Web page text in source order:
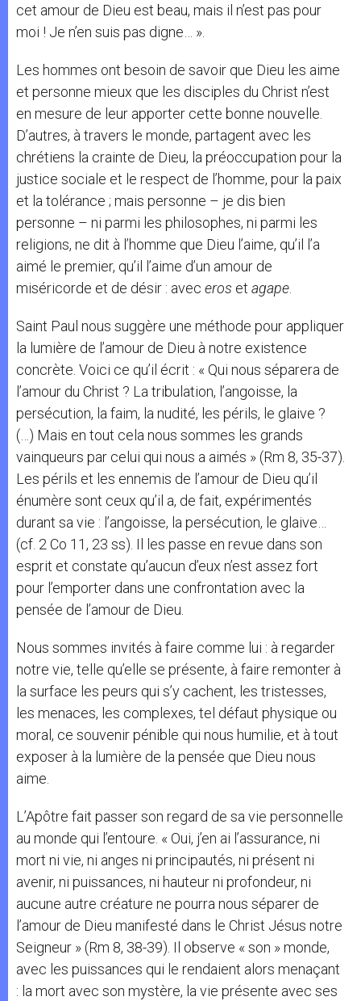
cet amour de Dieu est beau, mais il n’est pas pour
moi ! Je n’en suis pas digne… ».
Les hommes ont besoin de savoir que Dieu les aime
et personne mieux que les disciples du Christ n’est
en mesure de leur apporter cette bonne nouvelle.
D’autres, à travers le monde, partagent avec les
chrétiens la crainte de Dieu, la préoccupation pour la
justice sociale et le respect de l’homme, pour la paix
et la tolérance ; mais personne – je dis bien
personne – ni parmi les philosophes, ni parmi les
religions, ne dit à l’homme que Dieu l’aime, qu’il l’a
aimé le premier, qu’il l’aime d’un amour de
miséricorde et de désir : avec eros et agape
Saint Paul nous suggère une méthode pour appliquer
la lumière de l’amour de Dieu à notre existence
concrète. Voici ce qu’il écrit : « Qui nous séparera de
l’amour du Christ ? La tribulation, l’angoisse, la
persécution, la faim, la nudité, les périls, le glaive ?
(…) Mais en tout cela nous sommes les grands
vainqueurs par celui qui nous a aimés » (Rm 8, 35-37).
Les périls et les ennemis de l’amour de Dieu qu’il
énumère sont ceux qu’il a, de fait, expérimentés
durant sa vie : l’angoisse, la persécution, le glaive…
(cf. 2 Co 11, 23 ss). Il les passe en revue dans son
esprit et constate qu’aucun d’eux n’est assez fort
pour l’emporter dans une confrontation avec la
pensée de l’amour de Dieu.
Nous sommes invités à faire comme lui : à regarder
notre vie, telle qu’elle se présente, à faire remonter à
la surface les peurs qui s’y cachent, les tristesses,
les menaces, les complexes, tel défaut physique ou
moral, ce souvenir pénible qui nous humilie, et à tout
exposer à la lumière de la pensée que Dieu nous
aime.
L’Apôtre fait passer son regard de sa vie personnelle
au monde qui l’entoure. « Oui, j’en ai l’assurance, ni
mort ni vie, ni anges ni principautés, ni présent ni
avenir, ni puissances, ni hauteur ni profondeur, ni
aucune autre créature ne pourra nous séparer de
l’amour de Dieu manifesté dans le Christ Jésus notre
Seigneur » (Rm 8, 38-39). Il observe « son » monde,
avec les puissances qui le rendaient alors menaçant
: la mort avec son mystère, la vie présente avec ses